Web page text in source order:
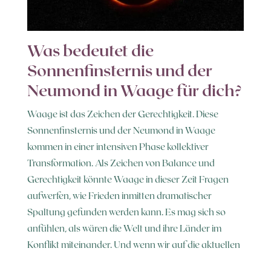
Was bedeutet die
Sonnenfinsternis und der
Neumond in Waage für dich?
Waage ist das Zeichen der Gerechtigkeit. Diese
Sonnenfinsternis und der Neumond in Waage
kommen in einer intensiven Phase kollektiver
Transformation. Als Zeichen von Balance und
Gerechtigkeit könnte Waage in dieser Zeit Fragen
aufwerfen, wie Frieden inmitten dramatischer
Spaltung gefunden werden kann. Es mag sich so
anfühlen, als wären die Welt und ihre Länder im
Konflikt miteinander. Und wenn wir auf die aktuellen